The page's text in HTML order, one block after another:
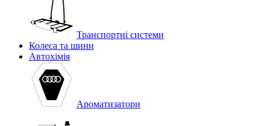
Транспортні системи
Колеса та шини
Автохімія
Ароматизатори